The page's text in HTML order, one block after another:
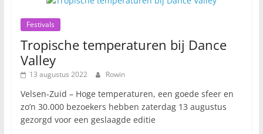
Festivals
Tropische temperaturen bij Dance
Valley
13 augustus 2022 Rowin
Velsen-Zuid – Hoge temperaturen, een goede sfeer en
zo’n 30.000 bezoekers hebben zaterdag 13 augustus
gezorgd voor een geslaagde editie